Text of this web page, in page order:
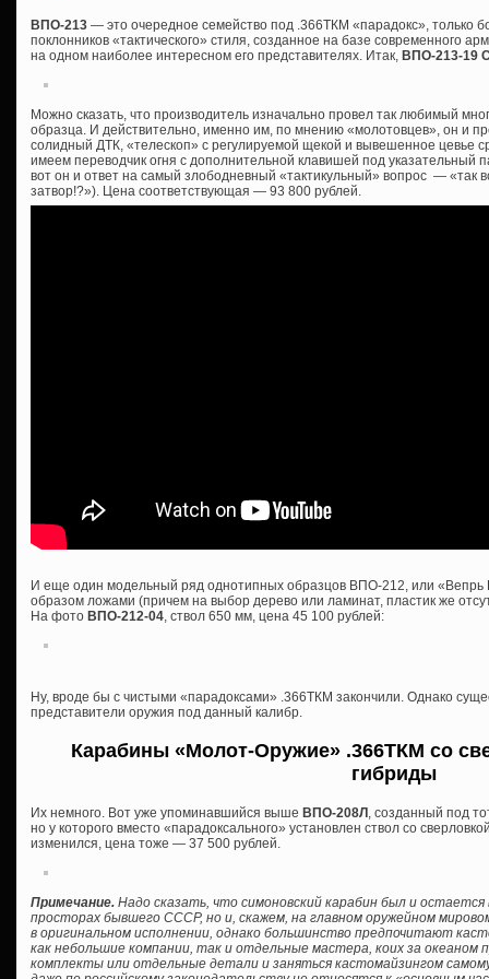
ВПО-213 — это очередное семейство под .366ТКМ «парадокс», только
поклонников «тактического» стиля, созданное на базе современного
на одном наиболее интересном его представителях. Итак, ВПО-213-19
Можно сказать, что производитель изначально провел так любимый
образца. И действительно, именно им, по мнению «молотовцев», он и
солидный ДТК, «телескоп» с регулируемой щекой и вывешенное цевье
имеем переводчик огня с дополнительной клавишей под указательный
вот он и ответ на самый злободневный «тактикульный» вопрос — «так
затвор!?»). Цена соответствующая — 93 800 рублей.
И еще один модельный ряд однотипных образцов ВПО-212, или
образом ложами (причем на выбор дерево или ламинат, пластик же
На фото ВПО-212-04, ствол 650 мм, цена 45 100 рублей:
Ну, вроде бы с чистыми «парадоксами» .366ТКМ закончили. Однако
представители оружия под данный калибр.
Карабины «Молот-Оружие» .366ТКМ со
гибриды
Их немного. Вот уже упоминавшийся выше ВПО-208Л , созданный под
но у которого вместо «парадоксального» установлен ствол со
изменился, цена тоже — 37 500 рублей.
Примечание. Надо сказать, что симоновский карабин был и
просторах бывшего СССР, но и, скажем, на главном оружейном
в оригинальном исполнении, однако большинство предпочитают
как небольшие компании, так и отдельные мастера, коих за океаном
комплекты или отдельные детали и заняться кастомайзингом